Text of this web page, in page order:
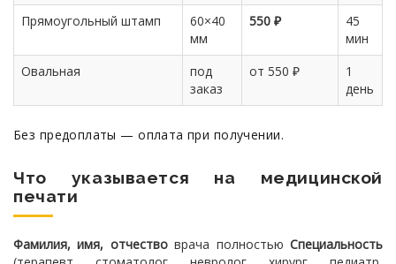
Прямоугольный штамп
60×40
мм
550 ₽
45
мин
Овальная
под
заказ
от 550 ₽
1
день
Без предоплаты — оплата при получении.
Что указывается на медицинской
печати
Фамилия, имя, отчествоврача полностью Специальность